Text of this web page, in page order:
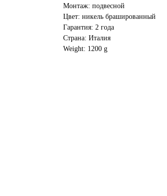
Монтаж: подвесной
Цвет: никель брашированный
Гарантия: 2 года
Страна: Италия
Weight: 1200 g